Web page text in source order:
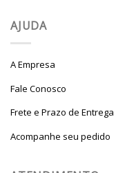
AJUDA
A Empresa
Fale Conosco
Frete e Prazo de Entrega
Acompanhe seu pedido